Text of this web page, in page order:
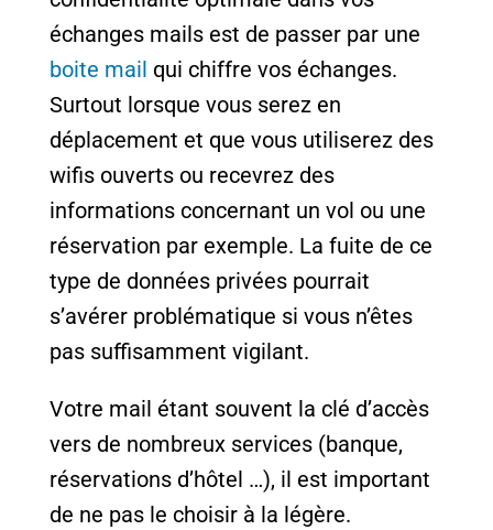
échanges mails est de passer par une
boite mail qui chiffre vos échanges.
Surtout lorsque vous serez en
déplacement et que vous utiliserez des
wifis ouverts ou recevrez des
informations concernant un vol ou une
réservation par exemple. La fuite de ce
type de données privées pourrait
s’avérer problématique si vous n’êtes
pas suffisamment vigilant.
Votre mail étant souvent la clé d’accès
vers de nombreux services (banque,
réservations d’hôtel …), il est important
de ne pas le choisir à la légère.